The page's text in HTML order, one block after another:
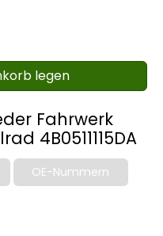
Fahrwerk
4B0511115DA
OE-Nummern
legen